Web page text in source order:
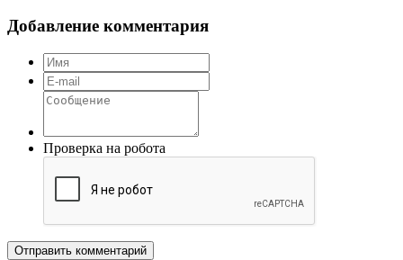
Добавление комментария
Проверка на робота
Отправить комментарий